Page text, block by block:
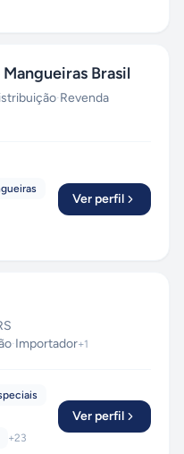
Brasil
·Revenda
Ver perfil
·Importador+1
+23
Ver perfil